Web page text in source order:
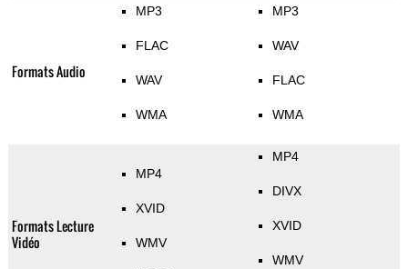
Formats Audio
MP3
FLAC
WAV
WMA
MP3
WAV
FLAC
WMA
Formats Lecture
Vidéo
MP4
XVID
WMV
MP4
DIVX
XVID
WMV